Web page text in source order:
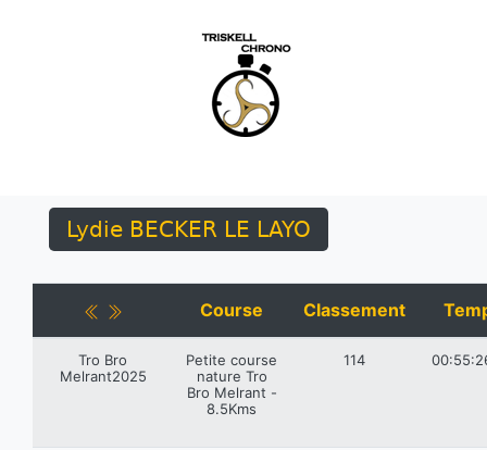
Lydie BECKER LE LAYO
Course Classement
Tro Bro
Melrant2025
Petite course
nature Tro
Bro Melrant -
8.5Kms
114